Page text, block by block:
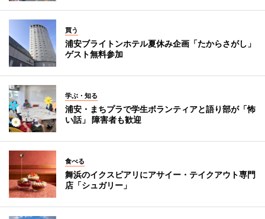
買う
浦安ブライトンホテル夏休み企画「たからさがし」
ゲスト無料参加
学ぶ・知る
浦安・まちプラで学生ボランティアと語り部が「怖
い話」 障害者も歓迎
食べる
舞浜のイクスピアリにアサイー・テイクアウト専門
店「シュガリー」